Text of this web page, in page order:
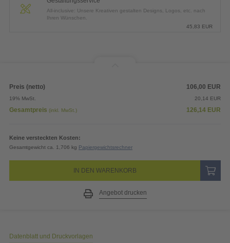
All-inclusive: Unsere Kreativen gestalten Designs, Logos, etc. nach
Ihren Wünschen.
45,83 EUR
Preis (netto) 106,00 EUR
19% MwSt. 20,14 EUR
Gesamtpreis (inkl. MwSt.) 126,14 EUR
Keine versteckten Kosten:
Gesamtgewicht ca. 1,706 kg Papiergewichtsrechner
IN DEN WARENKORB
Angebot drucken
Datenblatt und Druckvorlagen